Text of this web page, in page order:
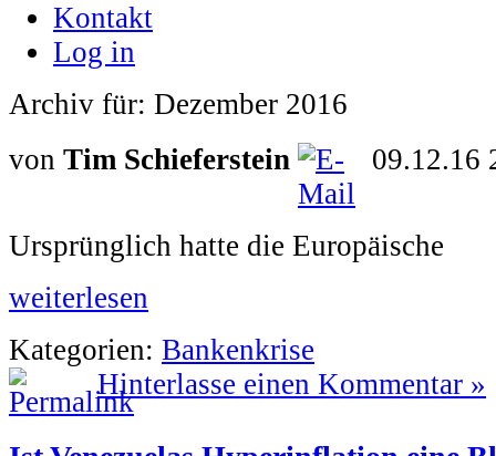
Kontakt
Log in
Archiv für: Dezember 2016
von Tim Schieferstein 09.12.16
Ursprünglich hatte die Europäische
weiterlesen
Kategorien: Bankenkrise
Hinterlasse einen Kommentar »